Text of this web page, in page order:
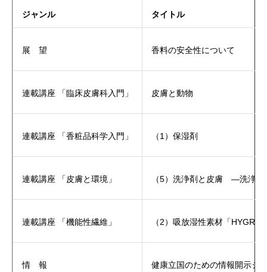
ジャンル タイトル
展 望 香料の安全性について
連載講座 「臨床皮膚科入門」 皮膚と動物
連載講座 「香粧品科学入門」 （1）保湿剤
連載講座 「皮膚と環境」 （5）洗浄剤と皮膚 ―洗浄
連載講座 「機能性繊維」 （2）吸放湿性素材「HYGRA
情 報 健康立国のための情報開示